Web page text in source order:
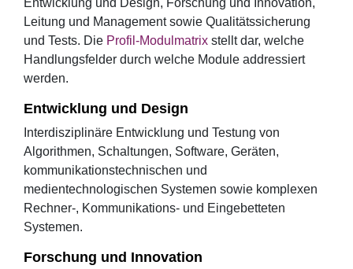
Entwicklung und Design, Forschung und Innovation,
Leitung und Management sowie Qualitätssicherung
und Tests. Die Profil-Modulmatrix stellt dar, welche
Handlungsfelder durch welche Module addressiert
werden.
Entwicklung und Design
Interdisziplinäre Entwicklung und Testung von
Algorithmen, Schaltungen, Software, Geräten,
kommunikationstechnischen und
medientechnologischen Systemen sowie komplexen
Rechner-, Kommunikations- und Eingebetteten
Systemen.
Forschung und Innovation